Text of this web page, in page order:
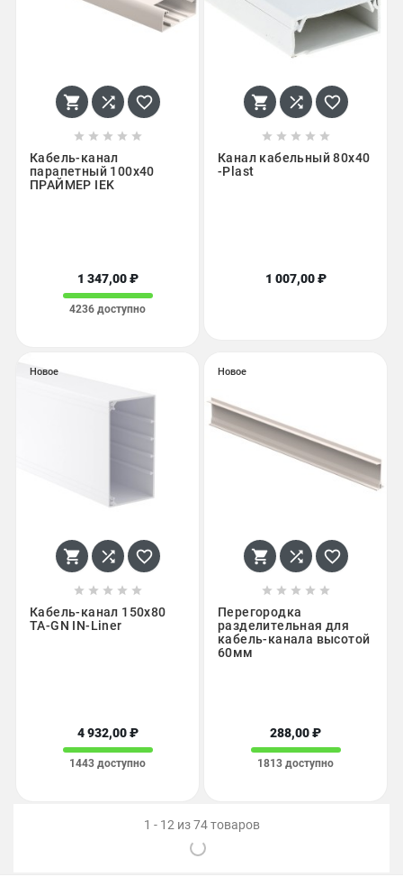
  
    
Кабель-канал
парапетный 100х40
ПРАЙМЕР IEK
1 347,00 ₽
4236 доступно
  
    
Канал кабельный 80х40
-Plast
1 007,00 ₽
Новое
  
    
Кабель-канал 150х80
ТА-GN IN-Liner
4 932,00 ₽
1443 доступно
Новое
  
    
Перегородка
разделительная для
кабель-канала высотой
60мм
288,00 ₽
1813 доступно
1 - 12 из 74 товаров